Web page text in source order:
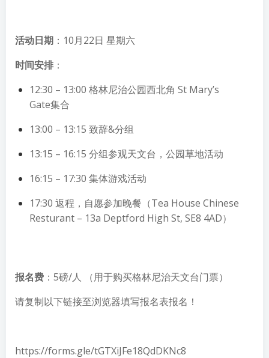
活动日期 ：10月22日 星期六
时间安排 ：
12:30 – 13:00 格林尼治公园西北角 St Mary’s
Gate集合
13:00 – 13:15 致辞&分组
13:15 – 16:15 分组参观天文台，公园草地活动
16:15 – 17:30 集体游戏活动
17:30 返程，自愿参加晚餐（Tea House Chinese
Resturant – 13a Deptford High St, SE8 4AD）
报名费 ：5磅/人 （用于购买格林尼治天文台门票）
请复制以下链接至浏览器填写报名表报名！
https://forms.gle/tGTXiJFe18QdDKNc8